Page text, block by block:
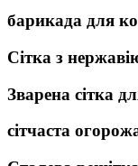
барикада для
Сітка з
Зварена сітка
сітчаста